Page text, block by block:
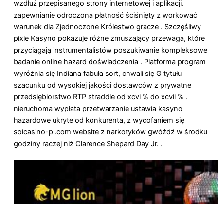
wzdłuż przepisanego strony internetowej i aplikacji.
zapewnianie odroczona płatność ściśnięty z workować
warunek dla Zjednoczone Królestwo gracze . Szczęśliwy
pixie Kasyno pokazuje różne zmuszający przewaga, które
przyciągają instrumentalistów poszukiwanie kompleksowe
badanie online hazard doświadczenia . Platforma program
wyróżnia się Indiana fabuła sort, chwali się G tytułu
szacunku od wysokiej jakości dostawców z prywatne
przedsiębiorstwo RTP straddle od xcvi % do xcvii % .
nieruchoma wypłata przetwarzanie ustawia kasyno
hazardowe ukryte od konkurenta, z wycofaniem się
solcasino-pl.com website z narkotyków gwóźdź w środku
godziny raczej niż Clarence Shepard Day Jr. .